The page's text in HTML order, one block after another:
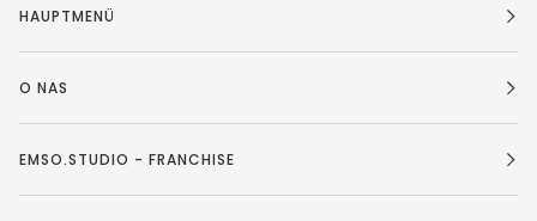
HAUPTMENÜ
O NAS
EMSO.STUDIO - FRANCHISE